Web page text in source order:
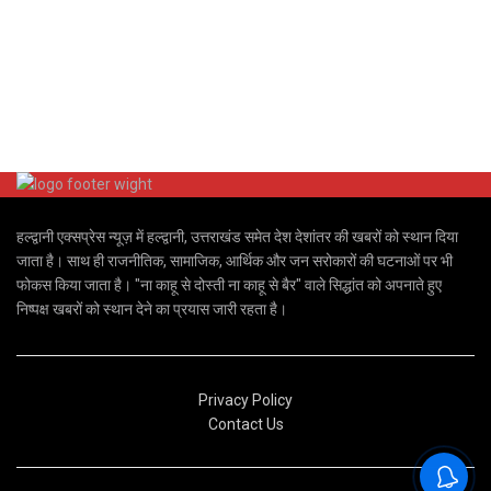
हल्द्वानी एक्सप्रेस न्यूज़ में हल्द्वानी, उत्तराखंड समेत देश देशांतर की खबरों को स्थान दिया
जाता है। साथ ही राजनीतिक, सामाजिक, आर्थिक और जन सरोकारों की घटनाओं पर भी
फोकस किया जाता है। "ना काहू से दोस्ती ना काहू से बैर" वाले सिद्धांत को अपनाते हुए
निष्पक्ष खबरों को स्थान देने का प्रयास जारी रहता है।
Privacy Policy
Contact Us